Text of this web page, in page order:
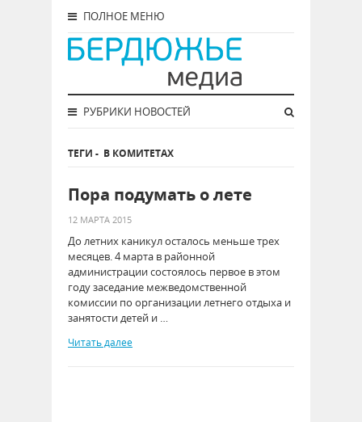
ПОЛНОЕ МЕНЮ
РУБРИКИ НОВОСТЕЙ
ТЕГИ - В КОМИТЕТАХ
Пора подумать о лете
12 МАРТА 2015
До летних каникул осталось меньше трех
месяцев. 4 марта в районной
администрации состоялось первое в этом
году заседание межведомственной
комиссии по организации летнего отдыха и
занятости детей и …
Читать далее